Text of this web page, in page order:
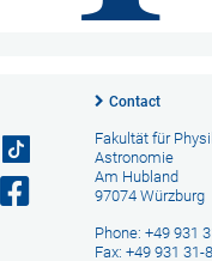
Contact
Fakultät für
Astronomie
Am Hubland
97074 Würzburg
Phone: +49 931
Fax: +49 931 31-